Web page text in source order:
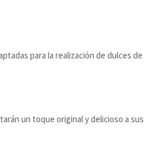
para la realización de dulces de
un toque original y delicioso a sus